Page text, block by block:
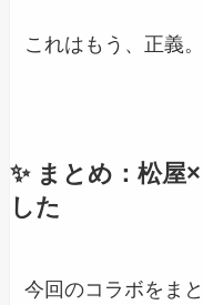
これはもう、正義。
✨ まとめ：松屋
した
今回のコラボをま